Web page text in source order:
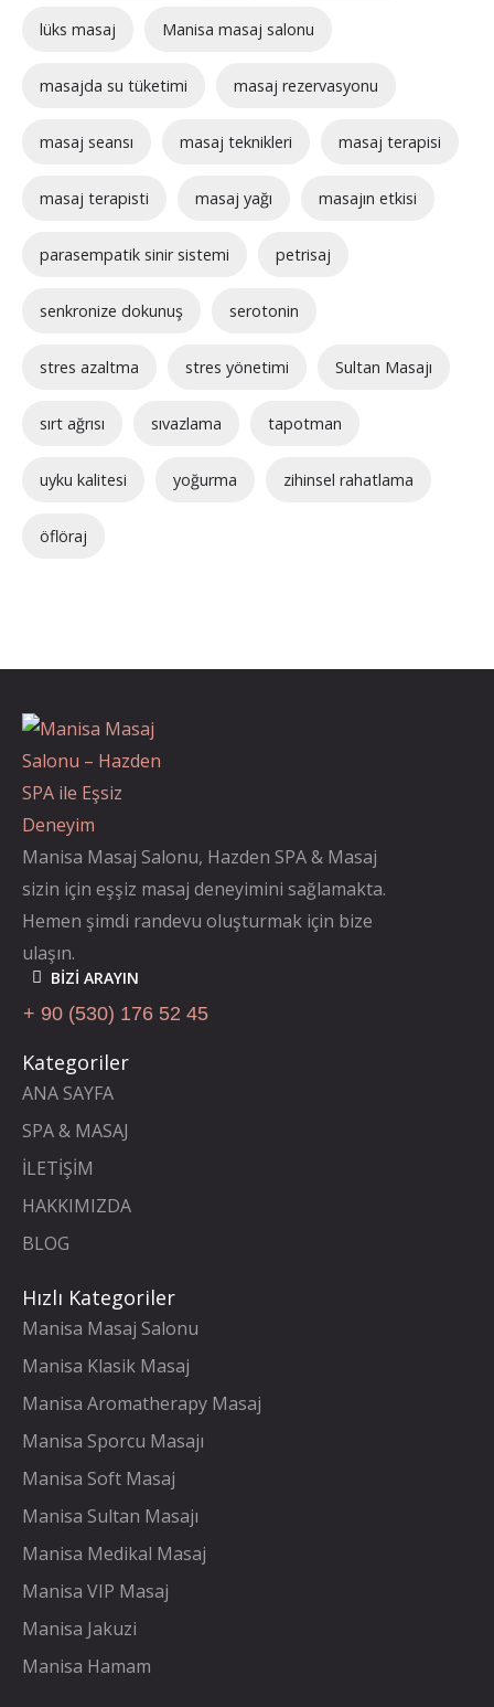
lüks masaj Manisa masaj salonu
masajda su tüketimi masaj rezervasyonu
masaj seansı masaj teknikleri masaj terapisi
masaj terapisti masaj yağı masajın etkisi
parasempatik sinir sistemi petrisaj
senkronize dokunuş serotonin
stres azaltma stres yönetimi Sultan Masajı
sırt ağrısı sıvazlama tapotman
uyku kalitesi yoğurma zihinsel rahatlama
öflöraj
Manisa Masaj Salonu, Hazden SPA & Masaj
sizin için eşşiz masaj deneyimini sağlamakta.
Hemen şimdi randevu oluşturmak için bize
ulaşın.
BIZI ARAYIN
+ 90 (530) 176 52 45
Kategoriler
ANA SAYFA
SPA & MASAJ
İLETİŞİM
HAKKIMIZDA
BLOG
Hızlı Kategoriler
Manisa Masaj Salonu
Manisa Klasik Masaj
Manisa Aromatherapy Masaj
Manisa Sporcu Masajı
Manisa Soft Masaj
Manisa Sultan Masajı
Manisa Medikal Masaj
Manisa VIP Masaj
Manisa Jakuzi
Manisa Hamam